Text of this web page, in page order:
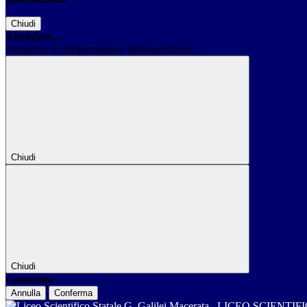
Chiudi
Attendere...
Attendere il completamento dell'operazione...
Chiudi
Chiudi
Conferma
Annulla Conferma